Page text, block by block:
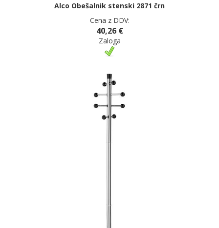
Alco Obešalnik stenski 2871 črn
Cena z DDV:
40,26 €
Zaloga